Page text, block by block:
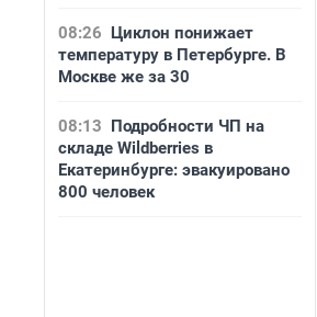
08:26 Циклон понижает
температуру в Петербурге. В
Москве же за 30
08:13 Подробности ЧП на
складе Wildberries в
Екатеринбурге: эвакуировано
800 человек